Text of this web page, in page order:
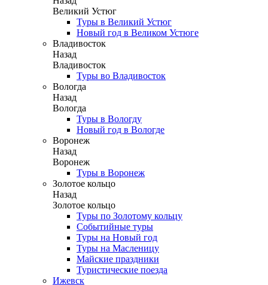
Великий Устюг
Туры в Великий Устюг
Новый год в Великом Устюге
Владивосток
Назад
Владивосток
Туры во Владивосток
Вологда
Назад
Вологда
Туры в Вологду
Новый год в Вологде
Воронеж
Назад
Воронеж
Туры в Воронеж
Золотое кольцо
Назад
Золотое кольцо
Туры по Золотому кольцу
Событийные туры
Туры на Новый год
Туры на Масленицу
Майские праздники
Туристические поезда
Ижевск